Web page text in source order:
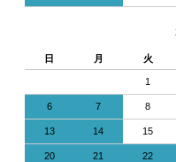
日 月 火
1
6 7 8
13 14 15
20 21 22